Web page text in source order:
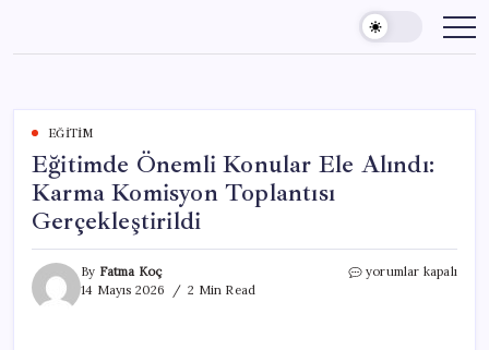
content
EĞITIM
Eğitimde Önemli Konular Ele Alındı:
Karma Komisyon Toplantısı
Gerçekleştirildi
By Fatma Koç
14 Mayıs 2026
2 Min Read
Eğitimde
yorumlar kapalı